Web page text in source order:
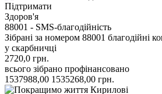
Підтримати
Здоров'я
88001 - SMS-благодійність
Зібрані за номером 88001
у скарбничці
2720,0 грн.
всього зібрано профінансовано
1537988,00 1535268,00 грн.